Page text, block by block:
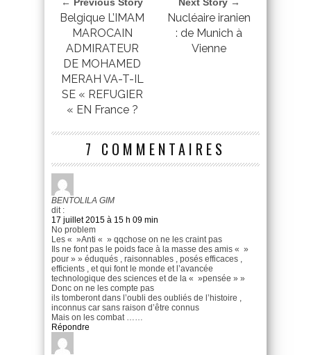
Belgique L’IMAM
MAROCAIN
ADMIRATEUR
DE MOHAMED
MERAH VA-T-IL
SE « REFUGIER
« EN France ?
Nucléaire iranien
: de Munich à
Vienne
7 COMMENTAIRES
BENTOLILA GIM
dit :
17 juillet 2015 à 15 h 09 min
No problem
Les « »Anti « » qqchose on ne les craint pas
Ils ne font pas le poids face à la masse des amis « »
pour » » éduqués , raisonnables , posés efficaces ,
efficients , et qui font le monde et l’avancée
technologique des sciences et de la « »pensée » »
Donc on ne les compte pas
ils tomberont dans l’oubli des oubliés de l’histoire ,
inconnus car sans raison d’être connus
Mais on les combat ……
Répondre